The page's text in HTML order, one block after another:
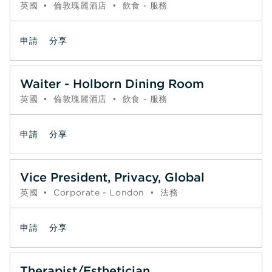
英國 • 倫敦瑰麗酒店 • 飲食 - 服務
申請 分享
Waiter - Holborn Dining Room
英國 • 倫敦瑰麗酒店 • 飲食 - 服務
申請 分享
Vice President, Privacy, Global
英國 • Corporate - London • 法務
申請 分享